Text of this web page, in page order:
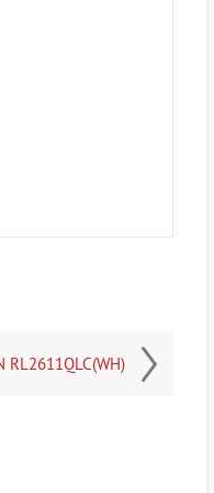
RL2611QLC(WH)